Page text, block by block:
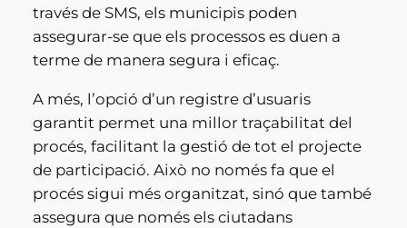
través de SMS, els municipis poden
assegurar-se que els processos es duen a
terme de manera segura i eficaç.
A més, l’opció d’un registre d’usuaris
garantit permet una millor traçabilitat del
procés, facilitant la gestió de tot el projecte
de participació. Això no només fa que el
procés sigui més organitzat, sinó que també
assegura que només els ciutadans